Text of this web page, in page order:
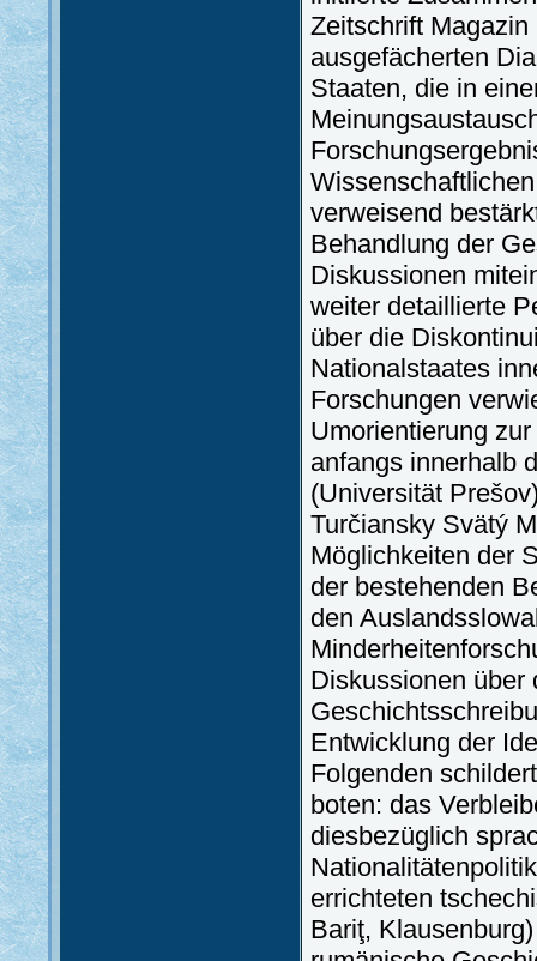
Zeitschrift
ausgefächerten
Staaten, die in
verweisend
Behandlung der
Diskussionen
weiter detaillierte
über die
Nationalstaates
Forschungen
Umorientierung
anfangs innerhalb
(Universität
Turčiansky Svätý
Möglichkeiten der
der bestehenden
den
Diskussionen über
Entwicklung der
Folgenden
boten: das
diesbezüglich
errichteten
Bariţ,